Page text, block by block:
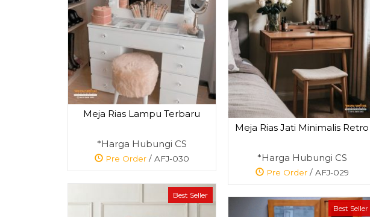
Meja Rias Lampu Terbaru
*Harga Hubungi CS
Pre Order/ AFJ-030
Meja Rias Jati Minimalis Retro
*Harga Hubungi CS
Pre Order/ AFJ-029
Best Seller
Best Seller
Kursi Meja Makan
Ganesa Ukir J....
*Harga Hubungi
CS
Pre Order
Meja Rias Gold
Duco Ukir Jepar....
*Harga Hubungi
CS
Pre Order
SKU: AFJ-011